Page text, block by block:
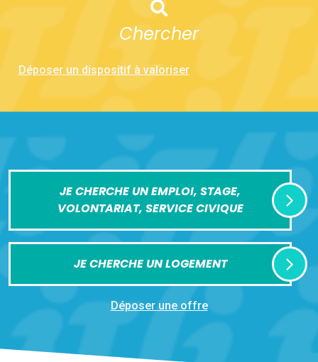
Chercher
Déposer un dispositif à valoriser
JE CHERCHE UN EMPLOI, STAGE,
VOLONTARIAT, SERVICE CIVIQUE
JE CHERCHE UN LOGEMENT
Déposer une offre